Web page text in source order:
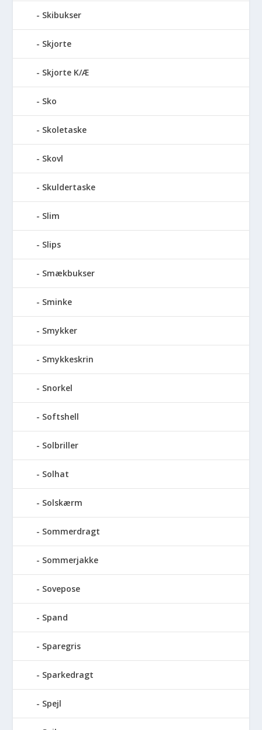
Skibukser
Skjorte
Skjorte K/Æ
Sko
Skoletaske
Skovl
Skuldertaske
Slim
Slips
Smækbukser
Sminke
Smykker
Smykkeskrin
Snorkel
Softshell
Solbriller
Solhat
Solskærm
Sommerdragt
Sommerjakke
Sovepose
Spand
Sparegris
Sparkedragt
Spejl